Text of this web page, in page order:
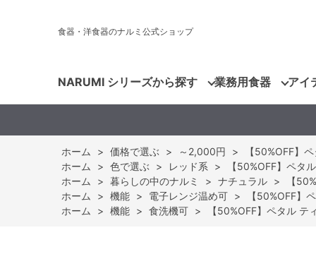
食器・洋食器のナルミ公式ショップ
NARUMI シリーズから探す 業務用食器 アイ
ホーム > 価格で選ぶ > ～2,000円 >
【50%OFF】
ホーム
> 色で選ぶ > レッド系 >
【50%OFF】ペ
ホーム
> 暮らしの中のナルミ > ナチュラル >
【
ホーム
> 機能 > 電子レンジ温め可 >
【50%OFF】
ホーム
> 機能 > 食洗機可 > 【50%OFF】ペタル